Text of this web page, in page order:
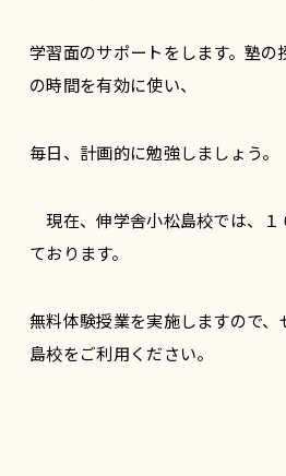
学習面のサポートをします。塾の
の時間を有効に使い、
毎日、計画的に勉強しましょう。
現在、伸学舎小松島校では、１
ております。
無料体験授業を実施しますので
島校をご利用ください。